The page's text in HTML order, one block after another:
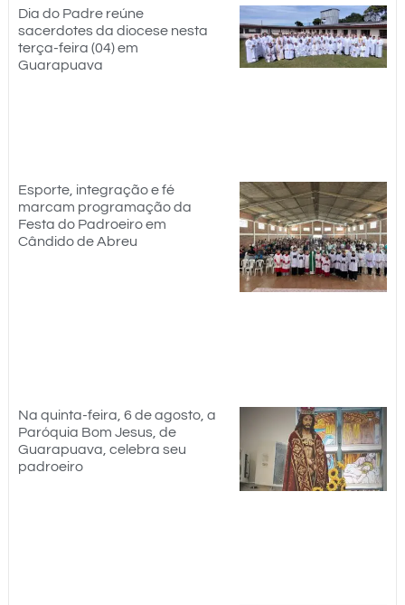
Dia do Padre reúne
sacerdotes da diocese nesta
terça-feira (04) em
Guarapuava
Esporte, integração e fé
marcam programação da
Festa do Padroeiro em
Cândido de Abreu
Na quinta-feira, 6 de agosto, a
Paróquia Bom Jesus, de
Guarapuava, celebra seu
padroeiro